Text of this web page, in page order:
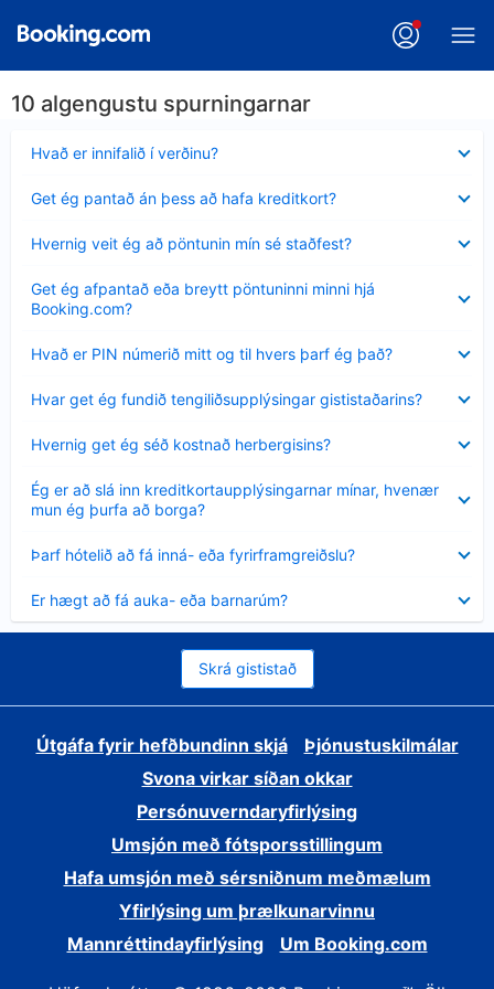
10 algengustu spurningarnar
Hvað er innifalið í verðinu?
sýnt
Get ég pantað án þess að hafa kreditkort?
sýnt
Hvernig veit ég að pöntunin mín sé staðfest?
sýnt
Get ég afpantað eða breytt pöntuninni minni hjá
Booking.com?
sýnt
Hvað er PIN númerið mitt og til hvers þarf ég það?
sýnt
Hvar get ég fundið tengiliðsupplýsingar gististaðarins?
sýnt
Hvernig get ég séð kostnað herbergisins?
sýnt
Ég er að slá inn kreditkortaupplýsingarnar mínar, hvenær
mun ég þurfa að borga?
Minna
sýnt
Þarf hótelið að fá inná- eða fyrirframgreiðslu?
sýnt
Er hægt að fá auka- eða barnarúm?
sýnt
Skrá gististað
Útgáfa fyrir hefðbundinn skjá
Þjónustuskilmálar
Svona virkar síðan okkar
Persónuverndaryfirlýsing
Umsjón með fótsporsstillingum
Hafa umsjón með sérsniðnum meðmælum
Yfirlýsing um þrælkunarvinnu
Mannréttindayfirlýsing
Um Booking.com